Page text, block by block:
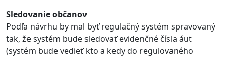
Sledovanie občanov
Podľa návrhu by mal byť regulačný systém spravovaný
tak, že systém bude sledovať evidenčné čísla áut
(systém bude vedieť kto a kedy do regulovaného